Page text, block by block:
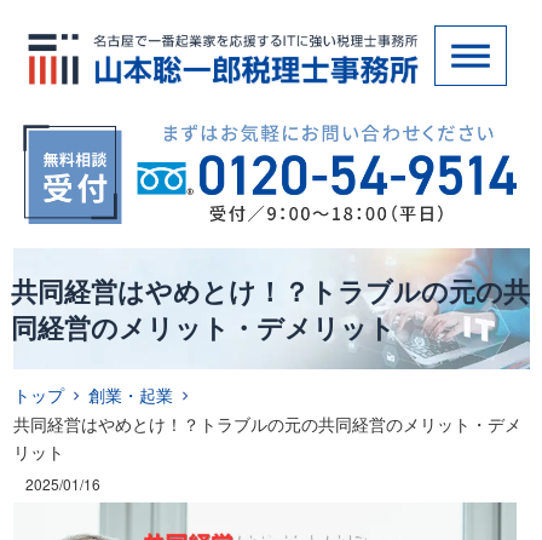
共同経営はやめとけ！？トラブルの元の共
同経営のメリット・デメリット
トップ
創業・起業
共同経営はやめとけ！？トラブルの元の共同経営のメリット・デメ
リット
2025/01/16